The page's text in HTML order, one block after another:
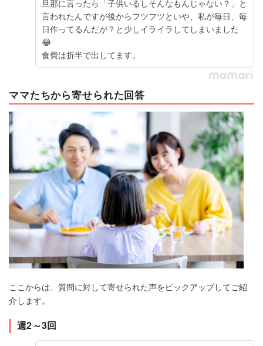
旦那に言ったら「子供いるしそんなもんじゃない？」と
言われたんですが後からフツフツといや、私が毎日、毎
日作ってるんだが？と少しイライラしてしまいました
😂
食費は折半で出してます。
ママたちから寄せられた回答
ここからは、質問に対して寄せられた声をピックアップしてご紹
介します。
週2～3回